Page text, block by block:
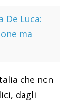
De Luca:
ma
che non
dagli